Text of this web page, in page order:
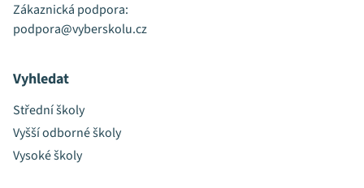
Zákaznická podpora:
podpora@vyberskolu.cz
Vyhledat
Střední školy
Vyšší odborné školy
Vysoké školy